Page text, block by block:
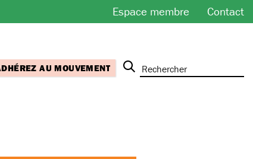
Espace membre Contact
AU MOUVEMENT